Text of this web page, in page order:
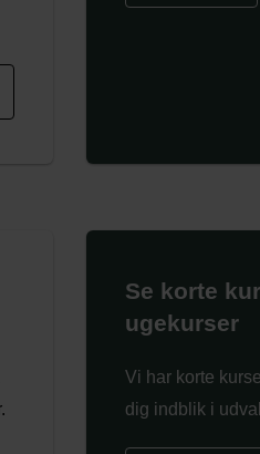
Se korte
ugekurser
Vi har korte
dig indblik i